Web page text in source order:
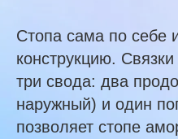
Стопа сама по себе
конструкцию.
три свода: два
наружный) и один
позволяет стопе